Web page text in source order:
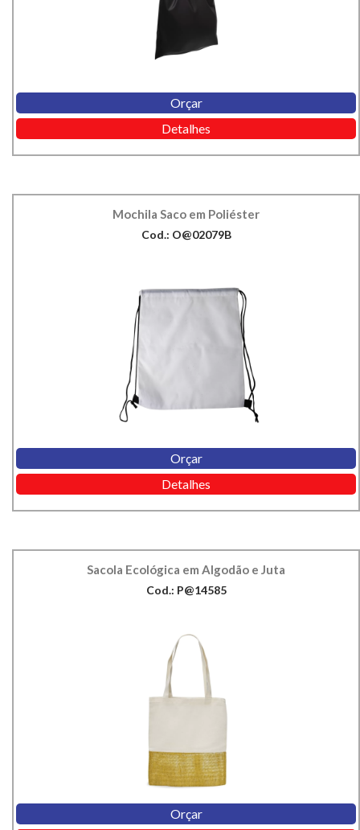
Orçar
Detalhes
Mochila Saco em Poliéster
Cod.: O@02079B
Orçar
Detalhes
Sacola Ecológica em Algodão e Juta
Cod.: P@14585
Orçar